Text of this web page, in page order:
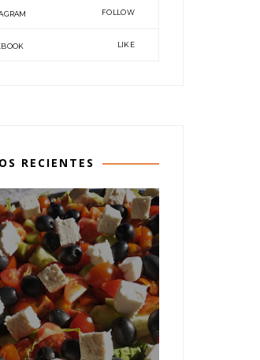
FOLLOW
LIKE
RECIENTES